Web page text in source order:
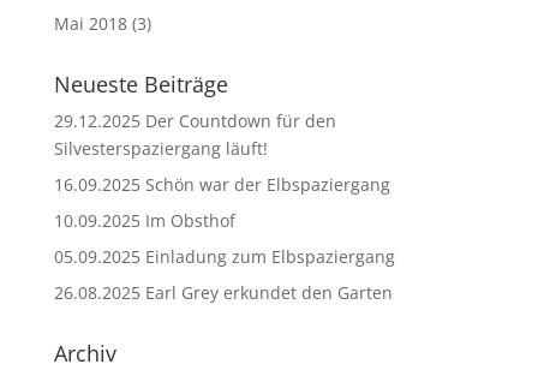
Mai 2018(3)
Neueste Beiträge
29.12.2025 Der Countdown für den
Silvesterspaziergang läuft!
16.09.2025 Schön war der Elbspaziergang
10.09.2025 Im Obsthof
05.09.2025 Einladung zum Elbspaziergang
26.08.2025 Earl Grey erkundet den Garten
Archiv